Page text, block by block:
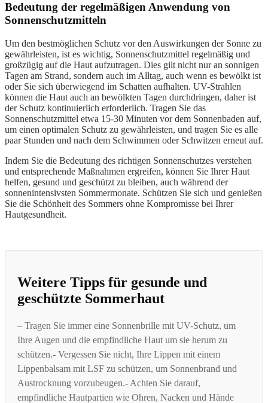
Bedeutung der regelmäßigen Anwendung von
Sonnenschutzmitteln
Um den bestmöglichen Schutz vor den Auswirkungen der Sonne zu
gewährleisten, ist es wichtig, Sonnenschutzmittel regelmäßig und
großzügig auf die Haut aufzutragen. Dies gilt nicht nur an sonnigen
Tagen am Strand, sondern auch im Alltag, auch wenn es bewölkt ist
oder Sie sich überwiegend im Schatten aufhalten. UV-Strahlen
können die Haut auch an bewölkten Tagen durchdringen, daher ist
der Schutz kontinuierlich erforderlich. Tragen Sie das
Sonnenschutzmittel etwa 15-30 Minuten vor dem Sonnenbaden auf,
um einen optimalen Schutz zu gewährleisten, und tragen Sie es alle
paar Stunden und nach dem Schwimmen oder Schwitzen erneut auf.
Indem Sie die Bedeutung des richtigen Sonnenschutzes verstehen
und entsprechende Maßnahmen ergreifen, können Sie Ihrer Haut
helfen, gesund und geschützt zu bleiben, auch während der
sonnenintensivsten Sommermonate. Schützen Sie sich und genießen
Sie die Schönheit des Sommers ohne Kompromisse bei Ihrer
Hautgesundheit.
Weitere Tipps für gesunde und
geschützte Sommerhaut
– Tragen Sie immer eine Sonnenbrille mit UV-Schutz, um
Ihre Augen und die empfindliche Haut um sie herum zu
schützen.- Vergessen Sie nicht, Ihre Lippen mit einem
Lippenbalsam mit LSF zu schützen, um Sonnenbrand und
Austrocknung vorzubeugen.- Achten Sie darauf,
empfindliche Hautpartien wie Ohren, Nacken und Hände